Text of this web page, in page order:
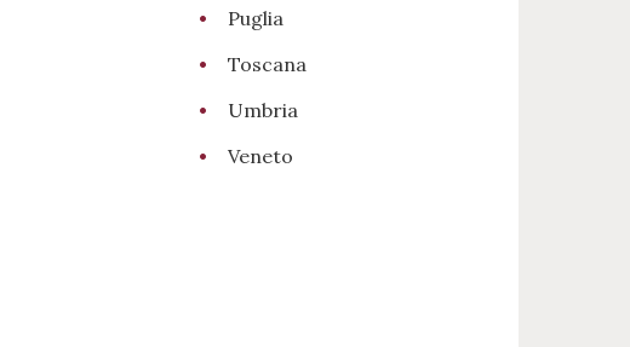
Puglia
Toscana
Umbria
Veneto